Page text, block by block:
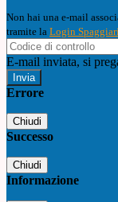
Non hai una e-mail
tramite la Login
E-mail inviata, si
Errore
Chiudi
Successo
Chiudi
Informazione